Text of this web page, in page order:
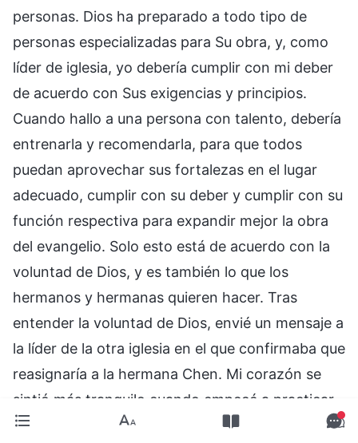
personas. Dios ha preparado a todo tipo de
personas especializadas para Su obra, y, como
líder de iglesia, yo debería cumplir con mi deber
de acuerdo con Sus exigencias y principios.
Cuando hallo a una persona con talento, debería
entrenarla y recomendarla, para que todos
puedan aprovechar sus fortalezas en el lugar
adecuado, cumplir con su deber y cumplir con su
función respectiva para expandir mejor la obra
del evangelio. Solo esto está de acuerdo con la
voluntad de Dios, y es también lo que los
hermanos y hermanas quieren hacer. Tras
entender la voluntad de Dios, envié un mensaje a
la líder de la otra iglesia en el que confirmaba que
reasignaría a la hermana Chen. Mi corazón se
sintió más tranquilo cuando empecé a practicar
así. Luego vi las bendiciones de Dios. Para mi